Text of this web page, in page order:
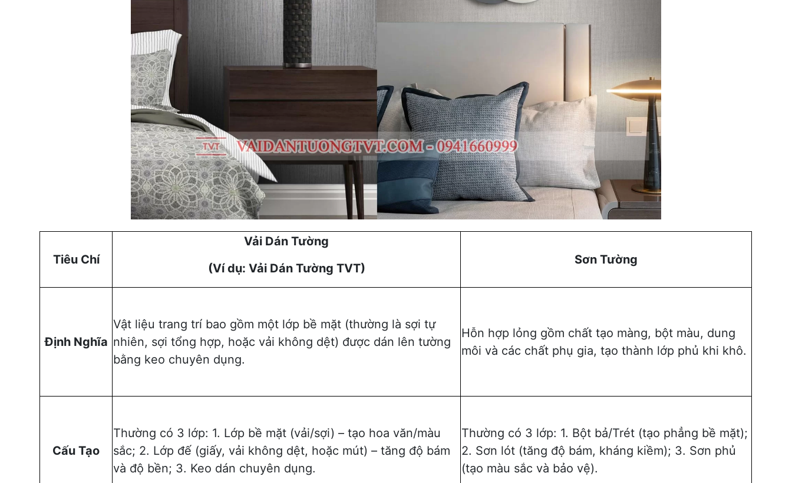
Tiêu Chí
Vải Dán Tường
(Ví dụ: Vải Dán Tường TVT)
Sơn Tường
Định Nghĩa
Vật liệu trang trí bao gồm một lớp bề mặt (thường là sợi tự
nhiên, sợi tổng hợp, hoặc vải không dệt) được dán lên tường
bằng keo chuyên dụng.
Hỗn hợp lỏng gồm chất tạo màng, bột màu, dung
môi và các chất phụ gia, tạo thành lớp phủ khi khô.
Cấu Tạo
Thường có 3 lớp: 1. Lớp bề mặt (vải/sợi) – tạo hoa văn/màu
sắc; 2. Lớp đế (giấy, vải không dệt, hoặc mút) – tăng độ bám
và độ bền; 3. Keo dán chuyên dụng.
Thường có 3 lớp: 1. Bột bả/Trét (tạo phẳng bề mặt);
2. Sơn lót (tăng độ bám, kháng kiềm); 3. Sơn phủ
(tạo màu sắc và bảo vệ).